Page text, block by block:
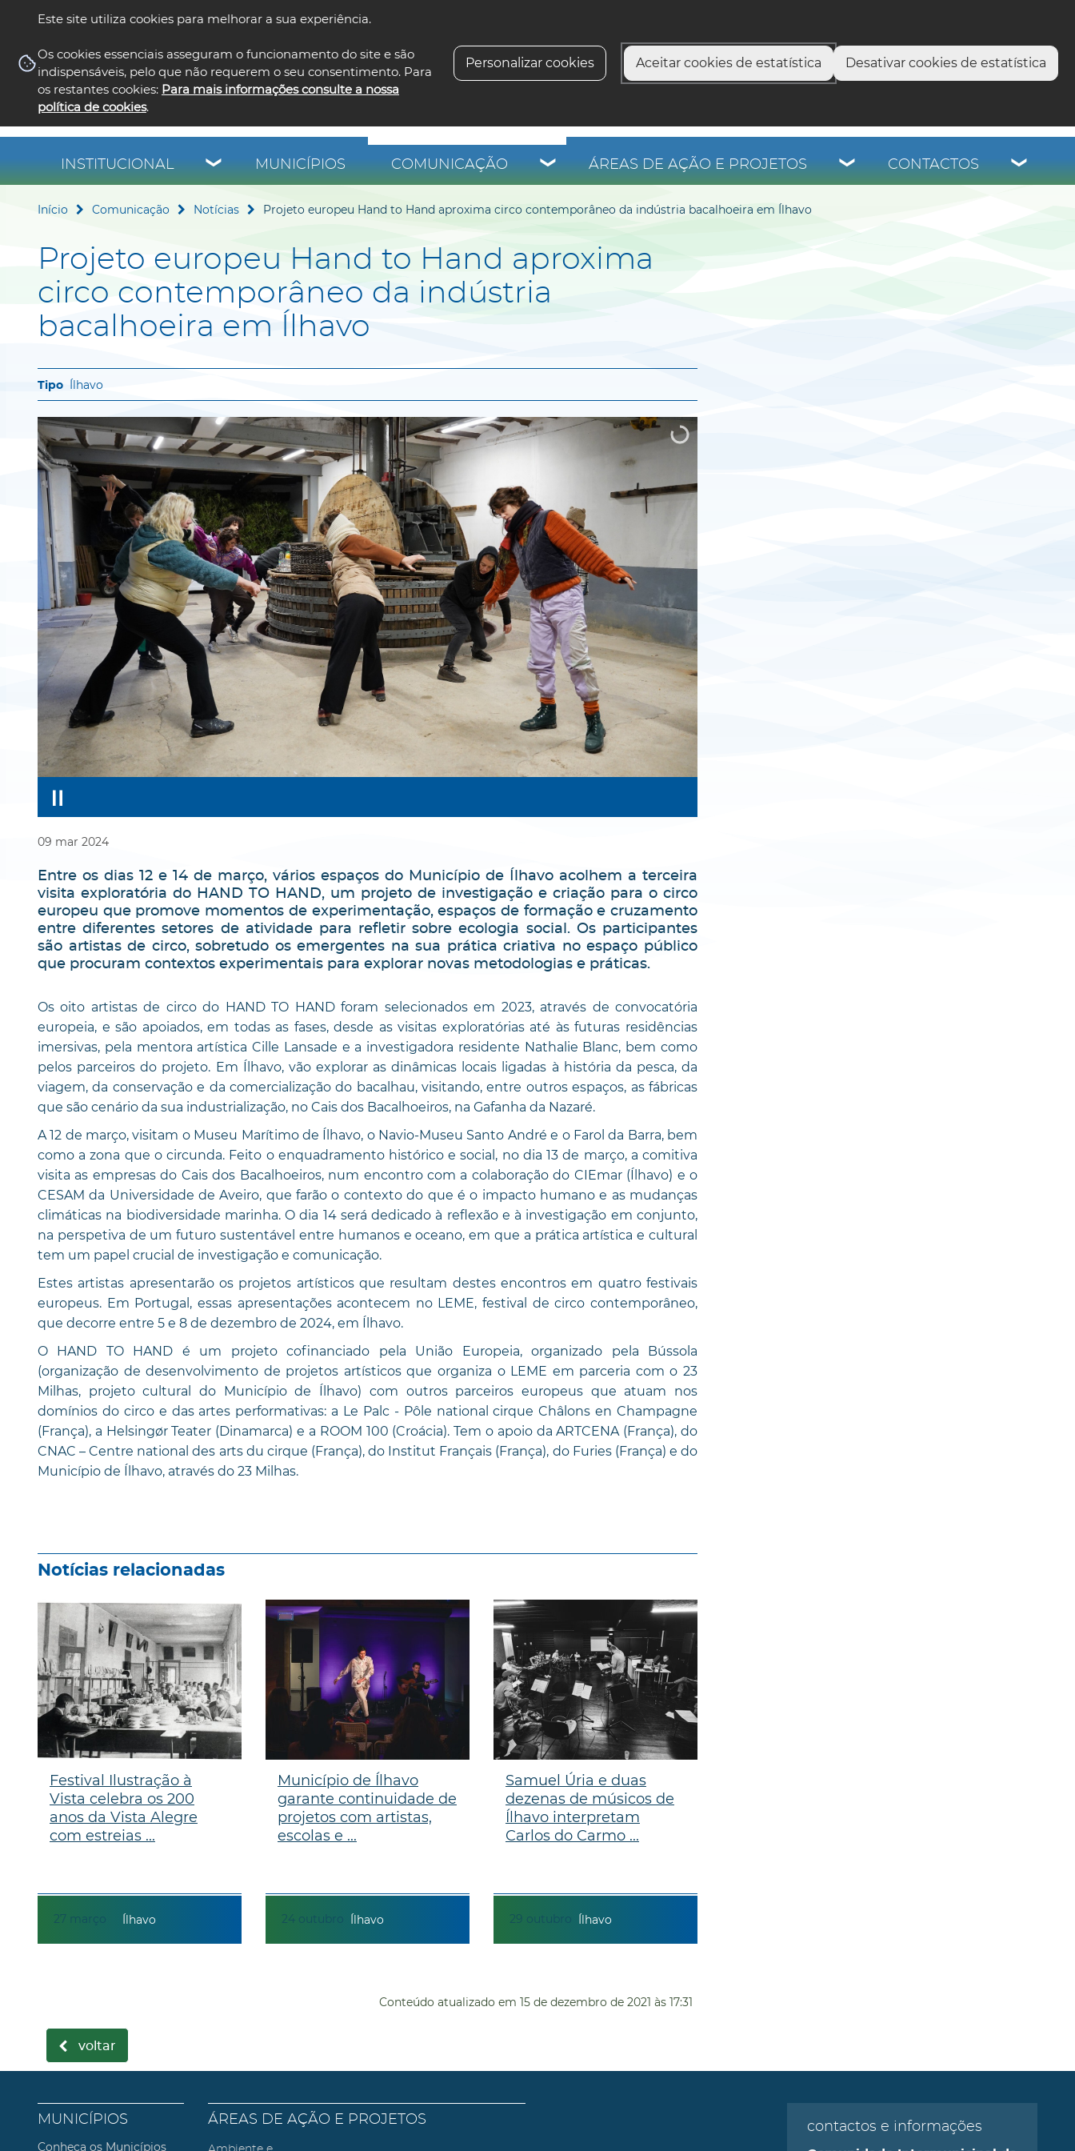
Este site utiliza cookies para melhorar a sua experiência.
Os cookies essenciais asseguram o funcionamento do site e são
indispensáveis, pelo que não requerem o seu consentimento. Para
os restantes cookies: Para mais informações consulte a nossa
política de cookies.
Personalizar cookies Aceitar cookies de estatística Desativar cookies de estatística
INSTITUCIONAL MUNICÍPIOS COMUNICAÇÃO ÁREAS DE AÇÃO E PROJETOS CONTACTOS
Início Comunicação Notícias Projeto europeu Hand to Hand aproxima circo contemporâneo da indústria bacalhoeira em Ílhavo
Projeto europeu Hand to Hand aproxima
circo contemporâneo da indústria
bacalhoeira em Ílhavo
Ílhavo
09 mar 2024
Entre os dias 12 e 14 de março, vários espaços do Município de Ílhavo acolhem a terceira
visita exploratória do HAND TO HAND, um projeto de investigação e criação para o circo
europeu que promove momentos de experimentação, espaços de formação e cruzamento
entre diferentes setores de atividade para refletir sobre ecologia social. Os participantes
são artistas de circo, sobretudo os emergentes na sua prática criativa no espaço público
que procuram contextos experimentais para explorar novas metodologias e práticas.
Os oito artistas de circo do HAND TO HAND foram selecionados em 2023, através de convocatória
europeia, e são apoiados, em todas as fases, desde as visitas exploratórias até às futuras residências
imersivas, pela mentora artística Cille Lansade e a investigadora residente Nathalie Blanc, bem como
pelos parceiros do projeto. Em Ílhavo, vão explorar as dinâmicas locais ligadas à história da pesca, da
viagem, da conservação e da comercialização do bacalhau, visitando, entre outros espaços, as fábricas
que são cenário da sua industrialização, no Cais dos Bacalhoeiros, na Gafanha da Nazaré.
A 12 de março, visitam o Museu Marítimo de Ílhavo, o Navio-Museu Santo André e o Farol da Barra, bem
como a zona que o circunda. Feito o enquadramento histórico e social, no dia 13 de março, a comitiva
visita as empresas do Cais dos Bacalhoeiros, num encontro com a colaboração do CIEmar (Ílhavo) e o
CESAM da Universidade de Aveiro, que farão o contexto do que é o impacto humano e as mudanças
climáticas na biodiversidade marinha. O dia 14 será dedicado à reflexão e à investigação em conjunto,
na perspetiva de um futuro sustentável entre humanos e oceano, em que a prática artística e cultural
tem um papel crucial de investigação e comunicação.
Estes artistas apresentarão os projetos artísticos que resultam destes encontros em quatro festivais
europeus. Em Portugal, essas apresentações acontecem no LEME, festival de circo contemporâneo,
que decorre entre 5 e 8 de dezembro de 2024, em Ílhavo.
O HAND TO HAND é um projeto cofinanciado pela União Europeia, organizado pela Bússola
(organização de desenvolvimento de projetos artísticos que organiza o LEME em parceria com o 23
Milhas, projeto cultural do Município de Ílhavo) com outros parceiros europeus que atuam nos
domínios do circo e das artes performativas: a Le Palc - Pôle national cirque Châlons en Champagne
(França), a Helsingør Teater (Dinamarca) e a ROOM 100 (Croácia). Tem o apoio da ARTCENA (França), do
CNAC – Centre national des arts du cirque (França), do Institut Français (França), do Furies (França) e do
Município de Ílhavo, através do 23 Milhas.
Notícias relacionadas
27 março
Festival Ilustração à
Vista celebra os 200
anos da Vista Alegre
com estreias ...
Ílhavo 24 outubro
Município de Ílhavo
garante continuidade de
projetos com artistas,
escolas e ...
Ílhavo 29 outubro
Samuel Úria e duas
dezenas de músicos de
Ílhavo interpretam
Carlos do Carmo ...
Ílhavo
Conteúdo atualizado em 15 de dezembro de 2021 às 17:31
voltar
MUNICÍPIOS
Conheça os Municípios
ÁREAS DE AÇÃO E PROJETOS contactos e informações